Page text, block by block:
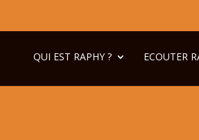
QUI EST RAPHY ? ECOUTER